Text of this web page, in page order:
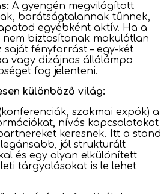
A gyengén megvilágított
barátságtalannak tűnnek,
egyébként aktív. Ha a
nem biztosítanak makulátlan
saját fényforrást – egy-két
vagy dizájnos állólámpa
fog jelenteni.
különböző világ:
szakmai expók) a
nívós kapcsolatokat
keresnek. Itt a stand
jól strukturált
és egy olyan elkülönített
tárgyalásokat is le lehet